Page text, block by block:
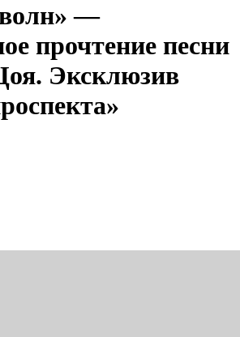
—
прочтение песни
Эксклюзив